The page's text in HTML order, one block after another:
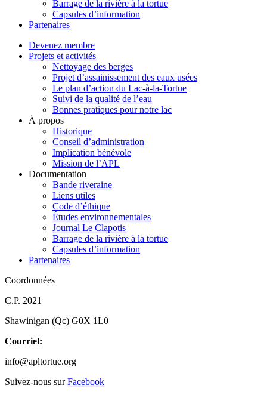
Barrage de la rivière à la tortue
Capsules d’information
Partenaires
Devenez membre
Projets et activités
Nettoyage des berges
Projet d’assainissement des eaux usées
Le plan d’action du Lac-à-la-Tortue
Suivi de la qualité de l’eau
Bonnes pratiques pour notre lac
À propos
Historique
Conseil d’administration
Implication bénévole
Mission de l’APL
Documentation
Bande riveraine
Liens utiles
Code d’éthique
Études environnementales
Journal Le Clapotis
Barrage de la rivière à la tortue
Capsules d’information
Partenaires
Coordonnées
C.P. 2021
Shawinigan (Qc) G0X 1L0
Courriel:
info@apltortue.org
Suivez-nous surFacebook